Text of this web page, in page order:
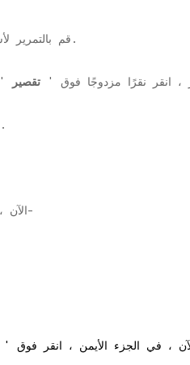
4. قم 'التسجيل.
، انقر نقرًا مزدوجًا فوق ' تقصير
'لحفظ التغييرات.
7. الآن ، في الجزء الأيمن ، انتقل إلى هذا التسجيل-
الآن ، في الجزء الأيمن ، انقر فوق '